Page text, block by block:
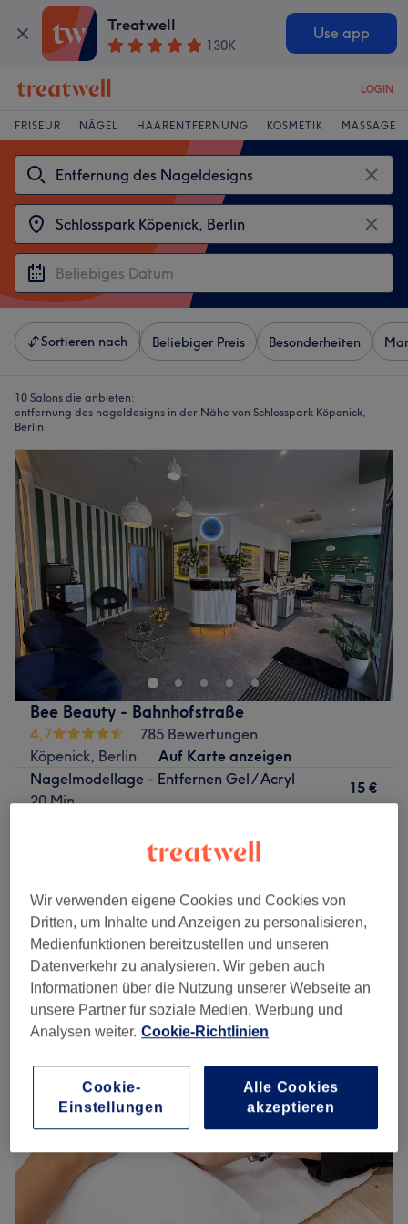
Treatwell
130K
Use app
LOGIN
FRISEUR NÄGEL HAARENTFERNUNG KOSMETIK MASSAGE
Sortieren nach Beliebiger Preis Besonderheiten
10 Salons die anbieten:
entfernung des nageldesigns in der Nähe von Schlosspark Köpenick,
Berlin
Bee Beauty - Bahnhofstraße
4,7
785 Bewertungen
Köpenick, Berlin
Auf Karte anzeigen
Nagelmodellage - Entfernen Gel / Acryl
20 Min.
15 €
15 Min.
Schnellansicht Saloninfos
Montag 09:00–19:00
Dienstag
09:00– 19:00
Mittwoch
Freitag
09:00–19:00
Samstag
09:00–18:00
Sonntag
Geschlossen
Du suchst einen Ort an dem du dich von Kopf bis Fuß
verwöhnen lassen kannst? Dann bist du bei Bee Beauty -
Bahnhofstraße in Berlin-Köpenick genau richtig! Von
Wir verwenden eigene Cookies und Cookies von
Dritten, um Inhalte und Anzeigen zu personalisieren,
Medienfunktionen bereitzustellen und unseren
Datenverkehr zu analysieren. Wir geben auch
Informationen über die Nutzung unserer Webseite an
unsere Partner für soziale Medien, Werbung und
Analysen weiter. Cookie-Richtlinien
Cookie-
Einstellungen
Alle Cookies
akzeptieren